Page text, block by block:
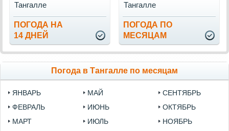
ПОГОДА НА
14 ДНЕЙ
Тангалле
ПОГОДА ПО
МЕСЯЦАМ
Тангалле
Погода в Тангалле по месяцам
ЯНВАРЬ
ФЕВРАЛЬ
МАРТ
МАЙ
ИЮНЬ
ИЮЛЬ
СЕНТЯБРЬ
ОКТЯБРЬ
НОЯБРЬ